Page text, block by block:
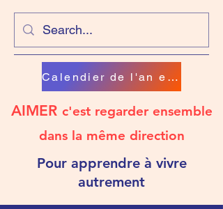
Calendier de l'an en chanson
AIMER c'est regarder ensemble
dans la même direction
Pour apprendre à vivre
autrement